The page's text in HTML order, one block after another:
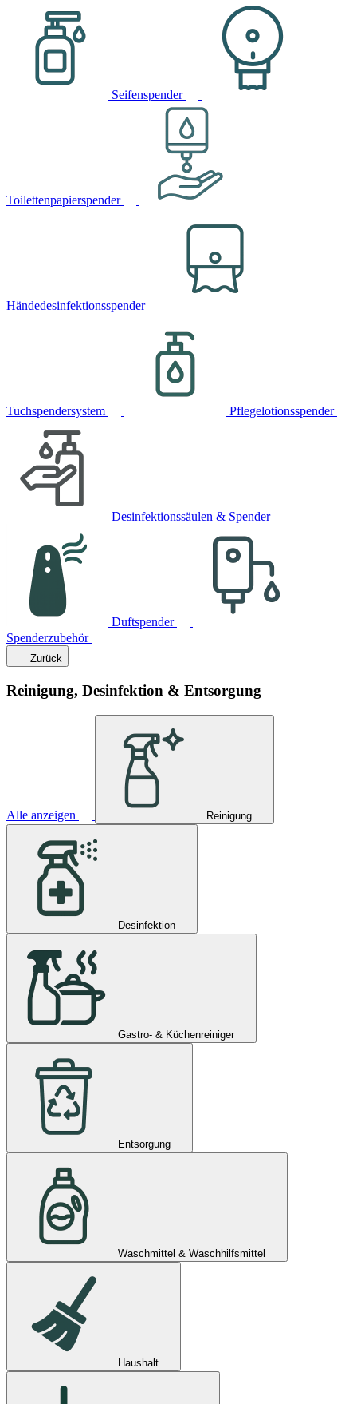
Seifenspender
Toilettenpapierspender
Händedesinfektionsspender
Tuchspendersystem Pflegelotionsspender
Desinfektionssäulen & Spender
Duftspender
Spenderzubehör
Zurück
Reinigung, Desinfektion & Entsorgung
Alle anzeigen Reinigung
Desinfektion
Gastro- & Küchenreiniger
Entsorgung
Waschmittel & Waschhilfsmittel
Haushalt